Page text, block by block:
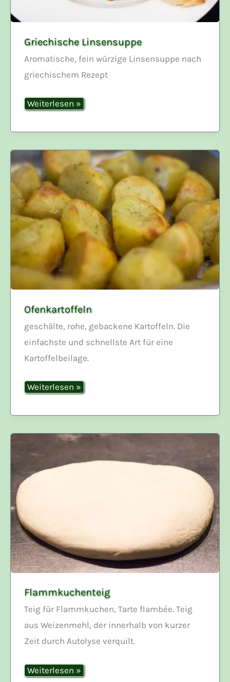
Griechische Linsensuppe
Aromatische, fein würzige Linsensuppe nach
griechischem Rezept
Griechische
Linsensuppe
Weiterlesen »
Ofenkartoffeln
geschälte, rohe, gebackene Kartoffeln. Die
einfachste und schnellste Art für eine
Kartoffelbeilage.
Ofenkartoffeln
Weiterlesen »
Flammkuchenteig
Teig für Flammkuchen, Tarte flambée. Teig
aus Weizenmehl, der innerhalb von kurzer
Zeit durch Autolyse verquilt.
Flammkuchenteig
Weiterlesen »